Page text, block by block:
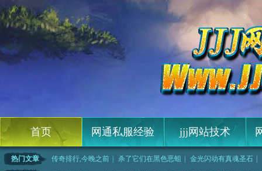
首页 网通私服经验 jjj网站技术
热门文章 传奇排行,今晚之前 杀了它们在黑色恶蛆 金光闪动有真魂圣石